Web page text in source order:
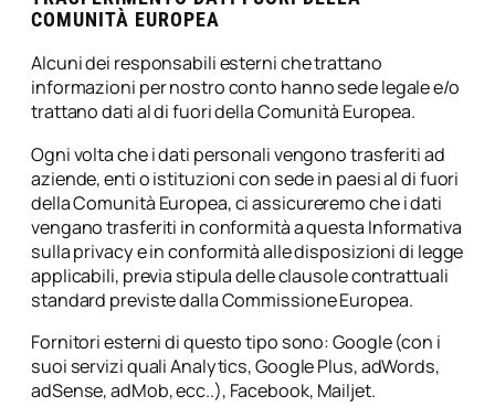
COMUNITÀ EUROPEA
Alcuni dei responsabili esterni che trattano
informazioni per nostro conto hanno sede legale e/o
trattano dati al di fuori della Comunità Europea.
Ogni volta che i dati personali vengono trasferiti ad
aziende, enti o istituzioni con sede in paesi al di fuori
della Comunità Europea, ci assicureremo che i dati
vengano trasferiti in conformità a questa Informativa
sulla privacy e in conformità alle disposizioni di legge
applicabili, previa stipula delle clausole contrattuali
standard previste dalla Commissione Europea.
Fornitori esterni di questo tipo sono: Google (con i
suoi servizi quali Analytics, Google Plus, adWords,
adSense, adMob, ecc..), Facebook, Mailjet.